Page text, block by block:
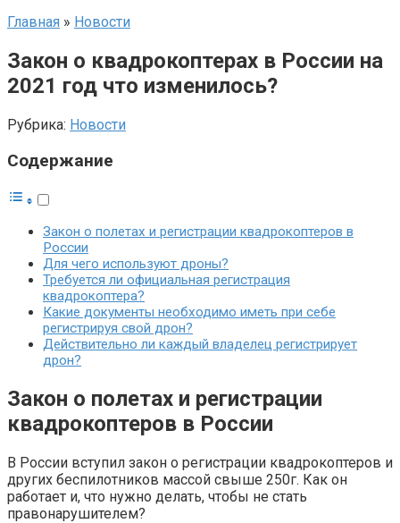
Главная » Новости
Закон о квадрокоптерах в России на
2021 год что изменилось?
Рубрика: Новости
Содержание
Закон о полетах и регистрации квадрокоптеров в
России
Для чего используют дроны?
Требуется ли официальная регистрация
квадрокоптера?
Какие документы необходимо иметь при себе
регистрируя свой дрон?
Действительно ли каждый владелец регистрирует
дрон?
Закон о полетах и регистрации
квадрокоптеров в России
В России вступил закон о регистрации квадрокоптеров и
других беспилотников массой свыше 250г. Как он
работает и, что нужно делать, чтобы не стать
правонарушителем?